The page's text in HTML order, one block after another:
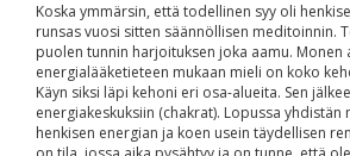
Koska ymmärsin, että todellinen syy oli
runsas vuosi sitten säännöllisen meditoinnin.
puolen tunnin harjoituksen joka aamu. Monen
energialääketieteen mukaan mieli on koko
Käyn siksi läpi kehoni eri osa-alueita. Sen
energiakeskuksiin (chakrat). Lopussa yhdistän
henkisen energian ja koen usein täydellisen